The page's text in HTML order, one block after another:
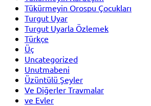
Tükürmeyin Orospu Çocukları
Turgut Uyar
Turgut Uyarla Özlemek
Türkçe
Üç
Uncategorized
Unutmabeni
Üzüntülü Şeyler
Ve Diğerler Travmalar
ve Evler